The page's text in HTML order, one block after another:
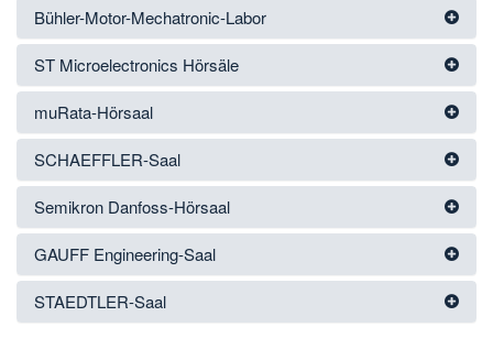
Bühler-Motor-Mechatronic-Labor
ST Microelectronics Hörsäle
muRata-Hörsaal
SCHAEFFLER-Saal
Semikron Danfoss-Hörsaal
GAUFF Engineering-Saal
STAEDTLER-Saal